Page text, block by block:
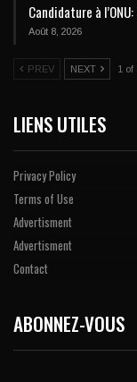
Candidature à
Août 8, 2026
PREV NEXT 1 of
LIENS UTILES
Privacy Policy
Terms of Use
Advertisment
Advertisment
Contact
ABONNEZ-VOUS